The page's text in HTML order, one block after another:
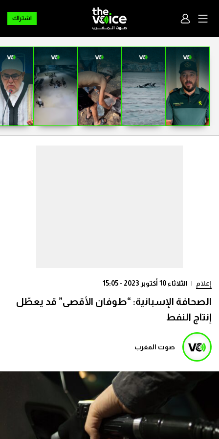
اشتراك
إعلام | الثلاثاء 10 أكتوبر 2023 - 15:05
الصحافة الإسبانية: “طوفان الأقصى” قد يعطّل
إنتاج النفط
صوت المغرب